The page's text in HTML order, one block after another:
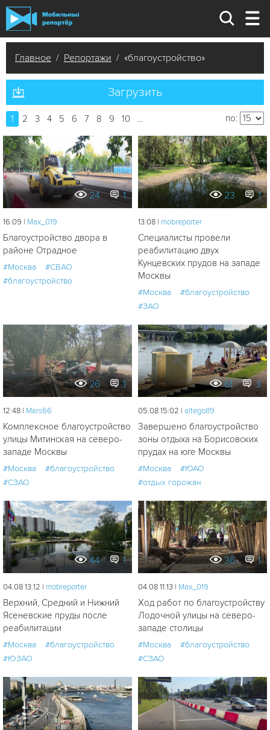
Главное / Репортажи / «благоустройство»
Загрузить
по:
1 2 3 4 5 6 7 8 9 10
24 1
16:09 | Мах_019
Благоустройство двора в
районе Отрадное
#Москва
#СВАО
#благоустройство
23 1
13:08 | mobreporter
Специалисты провели
реабилитацию двух
Кунцевских прудов на западе
Москвы
#Москва
#благоустройство
#ЗАО
26 1
12:48 | Mars66
Комплексное благоустройство
улицы Митинская на северо-
западе Москвы
#Москва
#благоустройство
#СЗАО
61 3
05.08 15:02 | altego89
Завершено благоустройство
зоны отдыха на Борисовских
прудах на юге Москвы
#Москва
#ЮАО
#отдых горожан
44 1
04.08 13:12 | mobreporter
Верхний, Средний и Нижний
Ясеневские пруды после
реабилитации
#Москва
#благоустройство
#ЮЗАО
36 1
04.08 11:13 | Мах_019
Ход работ по благоустройству
Лодочной улицы на северо-
западе столицы
#Москва
#благоустройство
#СЗАО